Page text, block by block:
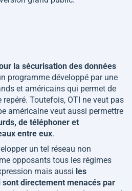
la sécurisation des données
programme développé par une
et américains qui permet de
Toutefois, OTI ne veut pas
américaine veut aussi permettre
de téléphoner et
entre eux.
un tel réseau non
opposants tous les régimes
mais aussi les
directement menacés par